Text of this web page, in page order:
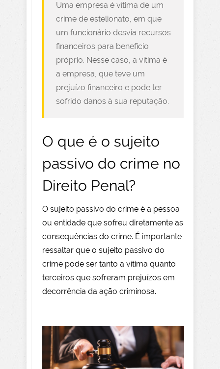
Uma empresa é vítima de um
crime de estelionato, em que
um funcionário desvia recursos
financeiros para benefício
próprio. Nesse caso, a vítima é
a empresa, que teve um
prejuízo financeiro e pode ter
sofrido danos à sua reputação.
O que é o sujeito
passivo do crime no
Direito Penal?
O sujeito passivo do crime é a pessoa
ou entidade que sofreu diretamente as
consequências do crime. É importante
ressaltar que o sujeito passivo do
crime pode ser tanto a vítima quanto
terceiros que sofreram prejuízos em
decorrência da ação criminosa.